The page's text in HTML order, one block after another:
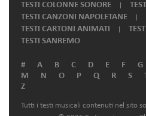
TESTI COLONNE SONORE
TESTI CANZONI NAPOLETANE
TESTI CARTONI ANIMATI
TESTI SANREMO
# A B C D E F G
M
N O P Q R S
Z
Tutti i testi musicali contenuti nel sito